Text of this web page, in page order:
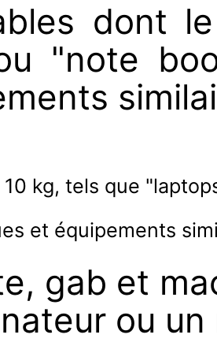
dont
"note
kg, tels que
et équipements
gab et
ou un